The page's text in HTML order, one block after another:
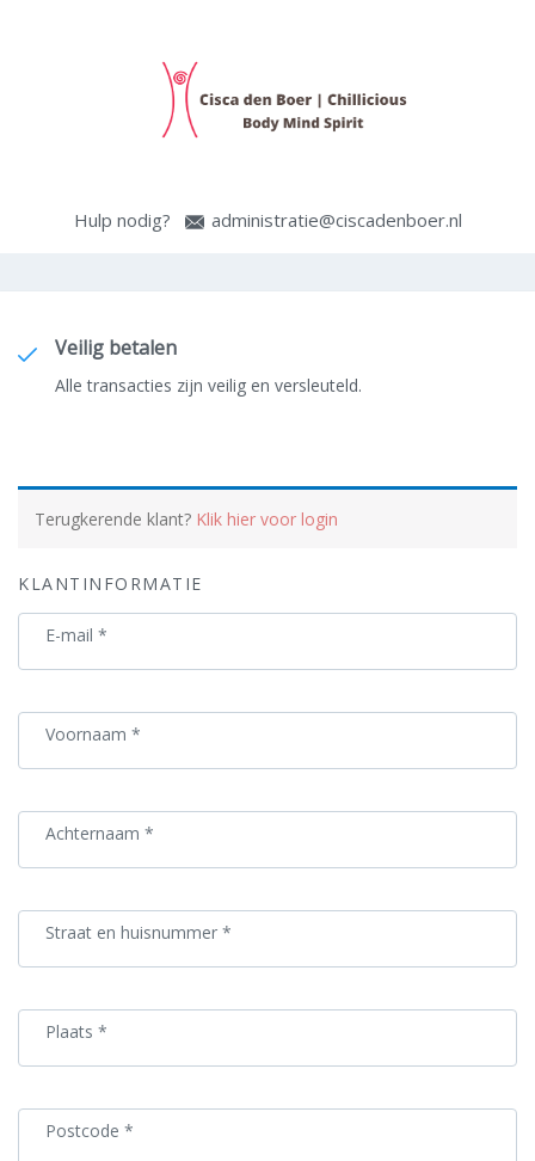
Hulp nodig? administratie@ciscadenboer.nl
Veilig betalen
Alle transacties zijn veilig en versleuteld.
Terugkerende klant? Klik hier voor login
KLANTINFORMATIE
E-mail *
Voornaam *
Achternaam *
Straat en huisnummer *
Plaats *
Postcode *